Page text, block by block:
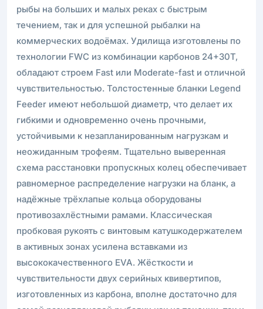
рыбы на больших и малых реках с быстрым
течением, так и для успешной рыбалки на
коммерческих водоёмах. Удилища изготовлены по
технологии FWC из комбинации карбонов 24+30Т,
обладают строем Fast или Moderate-fast и отличной
чувствительностью. Толстостенные бланки Legend
Feeder имеют небольшой диаметр, что делает их
гибкими и одновременно очень прочными,
устойчивыми к незапланированным нагрузкам и
неожиданным трофеям. Тщательно выверенная
схема расстановки пропускных колец обеспечивает
равномерное распределение нагрузки на бланк, а
надёжные трёхлапые кольца оборудованы
противозахлёстными рамами. Классическая
пробковая рукоять с винтовым катушкодержателем
в активных зонах усилена вставками из
высококачественного EVA. Жёсткости и
чувствительности двух серийных квивертипов,
изготовленных из карбона, вполне достаточно для